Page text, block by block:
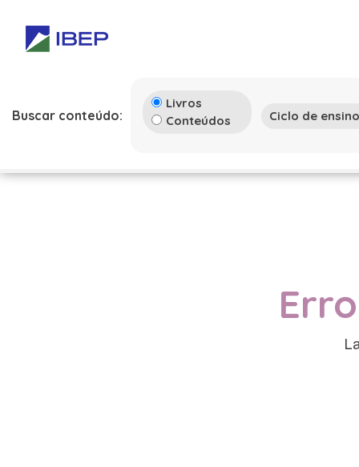
Buscar conteúdo:
Livros
Conteúdos